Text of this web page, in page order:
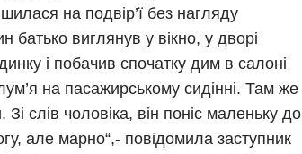
на подвір’ї без нагляду
батько виглянув у вікно, у дворі
і побачив спочатку дим в салоні
на пасажирському сидінні. Там же
слів чоловіка, він поніс маленьку до
але марно“,- повідомила заступник